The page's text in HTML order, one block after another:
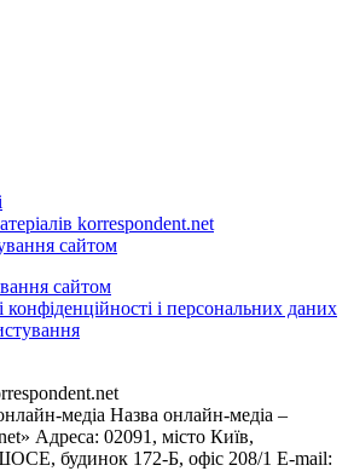
korrespondent.net
сайтом
сайтом
конфіденційності і персональних даних
медіа Назва онлайн-медіа –
Адреса: 02091, місто Київ,
будинок 172-Б, офіс 208/1 E-mail: